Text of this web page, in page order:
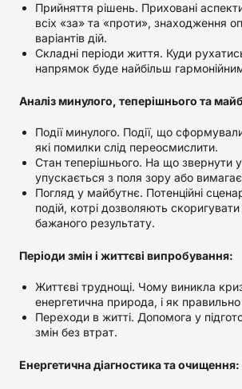
Прийняття рішень. Приховані аспекти
всіх «за» та «проти», знаходження
варіантів дій.
Складні періоди життя. Куди
напрямок буде найбільш
Аналіз минулого, теперішнього та
Події минулого. Події, що
які помилки слід переосмислити.
Стан теперішнього. На що звернути
упускається з поля зору або
Погляд у майбутнє. Потенційні
подій, котрі дозволяють
бажаного результату.
Періоди змін і життєві випробування:
Життєві труднощі. Чому виникла
енергетична природа, і як правильно
Переходи в житті. Допомога у
змін без втрат.
Енергетична діагностика та очищення: